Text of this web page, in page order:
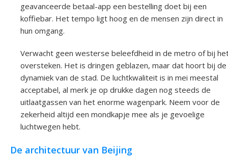
geavanceerde betaal-app een bestelling doet bij een
koffiebar. Het tempo ligt hoog en de mensen zijn direct in
hun omgang.
Verwacht geen westerse beleefdheid in de metro of bij
oversteken. Het is dringen geblazen, maar dat hoort bij de
dynamiek van de stad. De luchtkwaliteit is in mei meestal
acceptabel, al merk je op drukke dagen nog steeds de
uitlaatgassen van het enorme wagenpark. Neem voor de
zekerheid altijd een mondkapje mee als je gevoelige
luchtwegen hebt.
De architectuur van Beijing